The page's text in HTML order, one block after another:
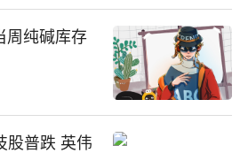
周纯碱库存
股普跌 英伟